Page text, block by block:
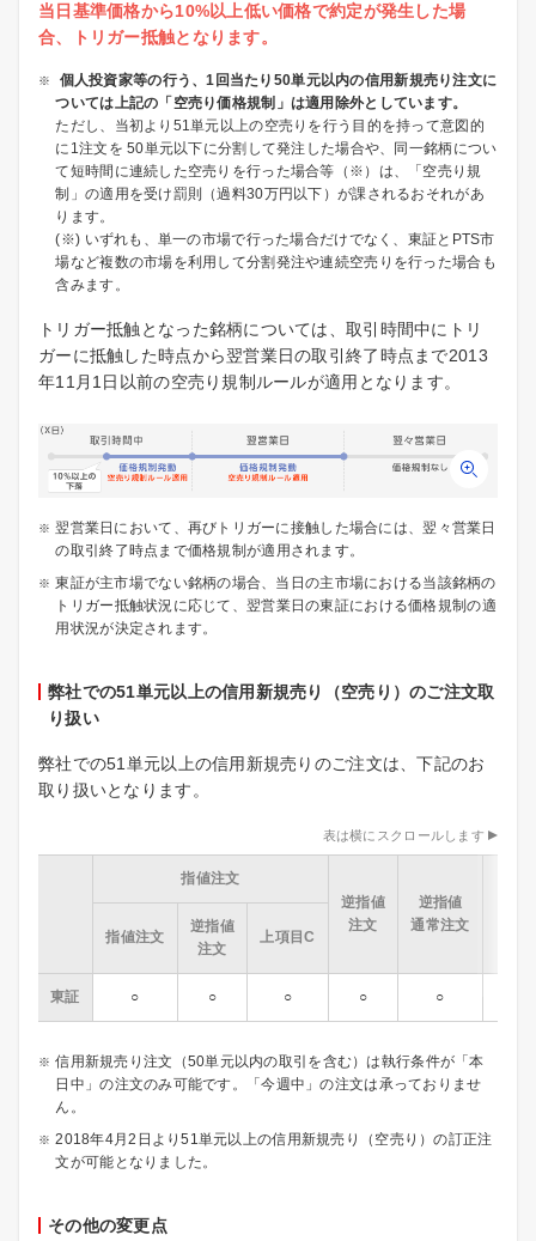
当日基準価格から10%以上低い価格で約定が発生した場
合、トリガー抵触となります。
個人投資家等の行う、1回当たり50単元以内の信用新規売り注文に
ついては上記の「空売り価格規制」は適用除外としています。
ただし、当初より51単元以上の空売りを行う目的を持って意図的
に1注文を 50単元以下に分割して発注した場合や、同一銘柄につい
て短時間に連続した空売りを行った場合等（※）は、「空売り規
制」の適用を受け罰則（過料30万円以下）が課されるおそれがあ
ります。
(※) いずれも、単一の市場で行った場合だけでなく、東証とPTS市
場など複数の市場を利用して分割発注や連続空売りを行った場合も
含みます。
トリガー抵触となった銘柄については、取引時間中にトリ
ガーに抵触した時点から翌営業日の取引終了時点まで2013
年11月1日以前の空売り規制ルールが適用となります。
翌営業日において、再びトリガーに接触した場合には、翌々営業日
の取引終了時点まで価格規制が適用されます。
東証が主市場でない銘柄の場合、当日の主市場における当該銘柄の
トリガー抵触状況に応じて、翌営業日の東証における価格規制の適
用状況が決定されます。
弊社での51単元以上の信用新規売り（空売り）のご注文取
り扱い
弊社での51単元以上の信用新規売りのご注文は、下記のお
取り扱いとなります。
表は横にスクロールします
指値注文
逆指値
注文
逆指値
通常注文
指値注文
逆指値
注文
上項目C
東証 ○ ○ ○ ○ ○
信用新規売り注文（50単元以内の取引を含む）は執行条件が「本
日中」の注文のみ可能です。「今週中」の注文は承っておりませ
ん。
2018年4月2日より51単元以上の信用新規売り（空売り）の訂正注
文が可能となりました。
その他の変更点